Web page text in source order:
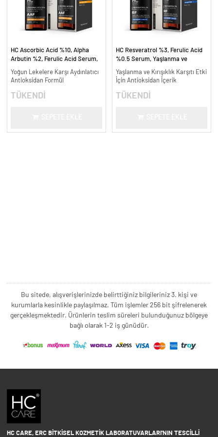
HC Ascorbic Acid %10, Alpha
Arbutin %2, Ferulic Acid Serum,
ml.
Yoğun Lekelere Karşı Aydınlatıcı
Antioksidan Formül
TÜKENDİ
HC Resveratrol %3, Ferulic Acid
%0.5 Serum, Yaşlanma ve
Yaşlanma ve Kırışıklık Karşıtı Etki
İçin Antioksidan İçerik
TÜKENDİ
Bu sitede, alışverişlerinizde belirttiğiniz bilgileriniz 3. kişi ve
kurumlarla kesinlikle paylaşılmaz. Tüm işlemler 256 bit şifrelenerek
gerçekleşmektedir. Ürünlerin teslim süreleri bulunduğunuz bölgeye
bağlı olarak 1-2 iş günüdür.
HC CARE, ERC BITKISEL KOZMETIK LABORATUVARLARI'NIN TESCILLI